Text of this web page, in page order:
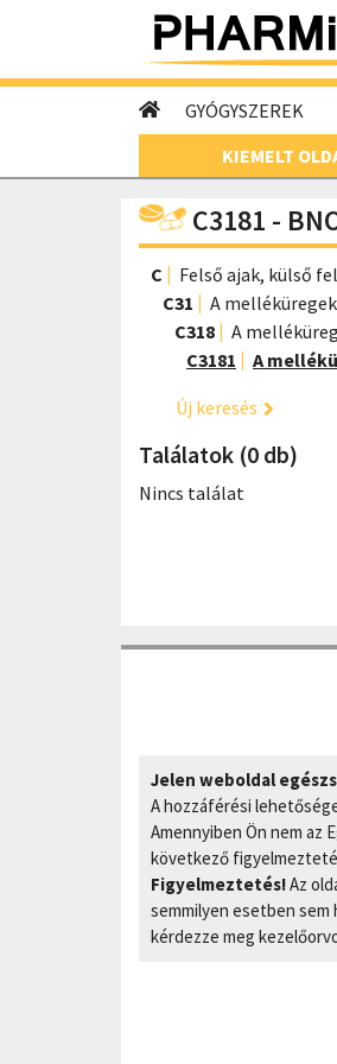
GYÓGYSZEREK
KIEMELT
C3181 -
C
Felső ajak, külső
C31
A
C318
A
C3181
A
Új keresés
Találatok (0 db)
Nincs találat
Jelen weboldal
A hozzáférési
Amennyiben Ön nem az
következő
Figyelmeztetés!Az
semmilyen esetben
kérdezze meg